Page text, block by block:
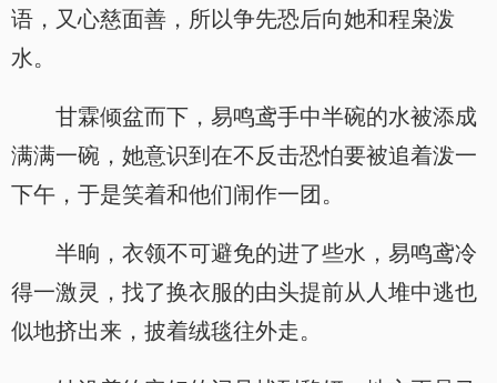
语，又心慈面善，所以争先恐后向她和程枭泼
水。
甘霖倾盆而下，易鸣鸢手中半碗的水被添成
满满一碗，她意识到在不反击恐怕要被追着泼一
下午，于是笑着和他们闹作一团。
半晌，衣领不可避免的进了些水，易鸣鸢冷
得一激灵，找了换衣服的由头提前从人堆中逃也
似地挤出来，披着绒毯往外走。